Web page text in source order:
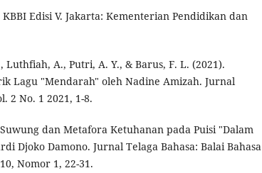
Edisi V. Jakarta: Kementerian Pendidikan dan
Luthfiah, A., Putri, A. Y., & Barus, F. L. (2021).
Lagu "Mendarah" oleh Nadine Amizah. Jurnal
2 No. 1 2021, 1-8.
dan Metafora Ketuhanan pada Puisi "Dalam
Djoko Damono. Jurnal Telaga Bahasa: Balai Bahasa
Nomor 1, 22-31.